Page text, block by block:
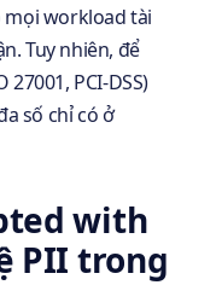
workload tài
Tuy nhiên, để
PCI-DSS)
số chỉ có ở
with
PII trong